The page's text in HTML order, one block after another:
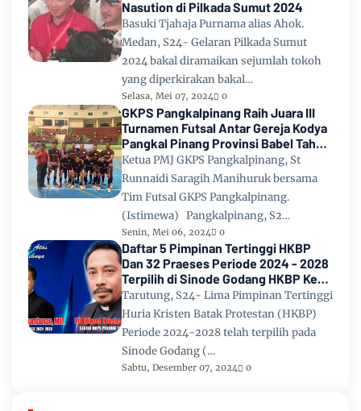
Nasution di Pilkada Sumut 2024
Basuki Tjahaja Purnama alias Ahok.
Medan, S24- Gelaran Pilkada Sumut
2024 bakal diramaikan sejumlah tokoh
yang diperkirakan bakal…
Selasa, Mei 07, 2024 0
GKPS Pangkalpinang Raih Juara III
Turnamen Futsal Antar Gereja Kodya
Pangkal Pinang Provinsi Babel Tahun
2024
Ketua PMJ GKPS Pangkalpinang, St
Runnaidi Saragih Manihuruk bersama
Tim Futsal GKPS Pangkalpinang.
(Istimewa) Pangkalpinang, S2…
Senin, Mei 06, 2024 0
Daftar 5 Pimpinan Tertinggi HKBP
Dan 32 Praeses Periode 2024 - 2028
Terpilih di Sinode Godang HKBP Ke
67 Tahun 2024
Tarutung, S24- Lima Pimpinan Tertinggi
Huria Kristen Batak Protestan (HKBP)
Periode 2024-2028 telah terpilih pada
Sinode Godang (…
Sabtu, Desember 07, 2024 0